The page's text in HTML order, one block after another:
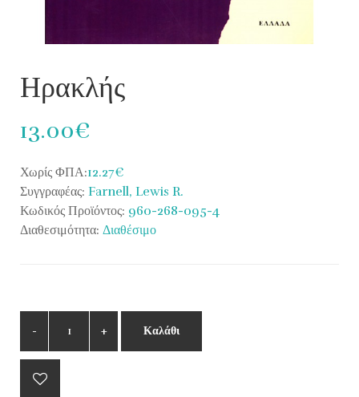
Ηρακλής
13.00€
Χωρίς ΦΠΑ:12.27€
Συγγραφέας: Farnell, Lewis R.
Κωδικός Προϊόντος: 960-268-095-4
Διαθεσιμότητα: Διαθέσιμο
Καλάθι